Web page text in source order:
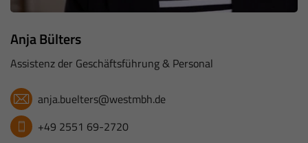
Anja Bülters
Assistenz der Geschäftsführung & Personal
anja.buelters@westmbh.de
+49 2551 69-2720